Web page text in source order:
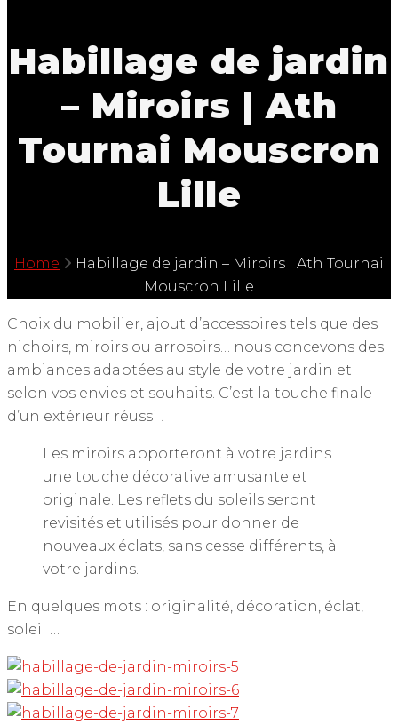
Habillage de jardin
– Miroirs | Ath
Tournai Mouscron
Lille
Home
Habillage de jardin – Miroirs | Ath Tournai
Mouscron Lille
Choix du mobilier, ajout d’accessoires tels que des
nichoirs, miroirs ou arrosoirs… nous concevons des
ambiances adaptées au style de votre jardin et
selon vos envies et souhaits. C’est la touche finale
d’un extérieur réussi !
Les miroirs apporteront à votre jardins
une touche décorative amusante et
originale. Les reflets du soleils seront
revisités et utilisés pour donner de
nouveaux éclats, sans cesse différents, à
votre jardins.
En quelques mots : originalité, décoration, éclat,
soleil …